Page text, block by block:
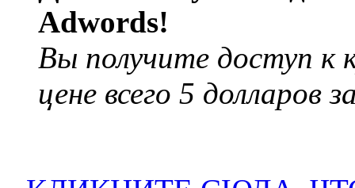
Adwords!
Вы получите доступ к
цене всего 5 долларов